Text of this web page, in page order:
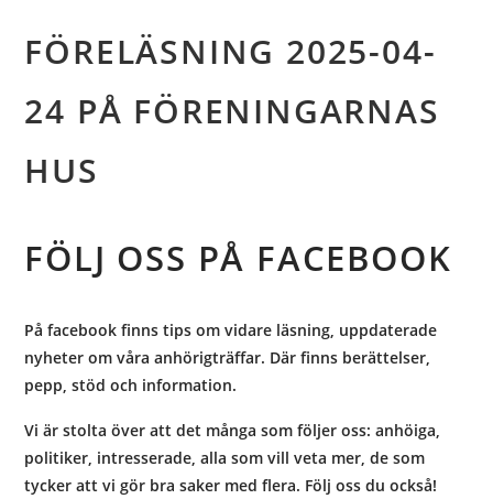
FÖRELÄSNING 2025-04-
24 PÅ FÖRENINGARNAS
HUS
FÖLJ OSS PÅ FACEBOOK
På facebook finns tips om vidare läsning, uppdaterade
nyheter om våra anhörigträffar. Där finns berättelser,
pepp, stöd och information.
Vi är stolta över att det många som följer oss: anhöiga,
politiker, intresserade, alla som vill veta mer, de som
tycker att vi gör bra saker med flera. Följ oss du också!